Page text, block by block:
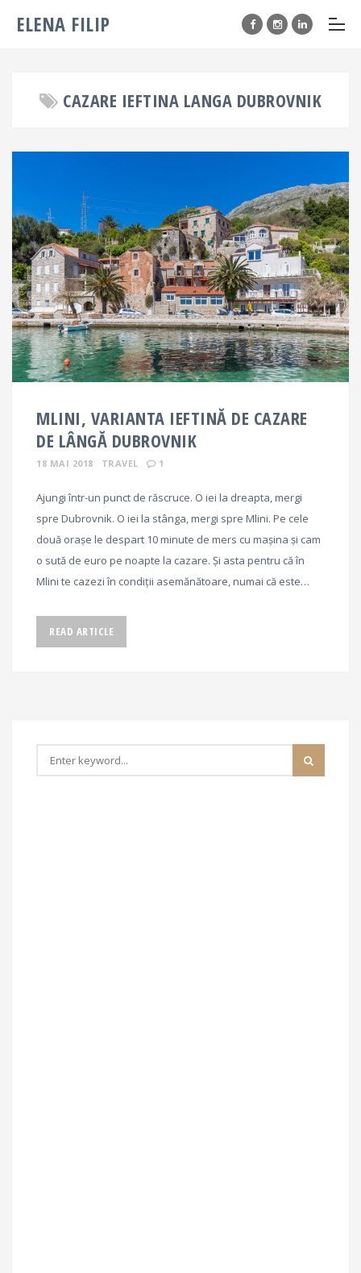
ELENA FILIP
CAZARE IEFTINA LANGA DUBROVNIK
MLINI, VARIANTA IEFTINĂ DE CAZARE
DE LÂNGĂ DUBROVNIK
18 MAI 2018 TRAVEL 1
Ajungi într-un punct de răscruce. O iei la dreapta, mergi
spre Dubrovnik. O iei la stânga, mergi spre Mlini. Pe cele
două orașe le despart 10 minute de mers cu mașina și cam
o sută de euro pe noapte la cazare. Și asta pentru că în
Mlini te cazezi în condiții asemănătoare, numai că este…
READ ARTICLE